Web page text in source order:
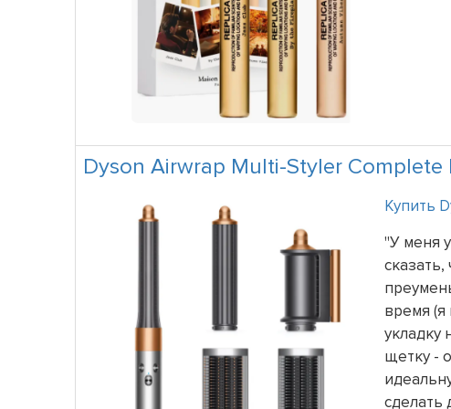
Dyson Airwrap Multi-Styler Complete
Купить
"У меня
время (я
укладку
щетку -
сделать